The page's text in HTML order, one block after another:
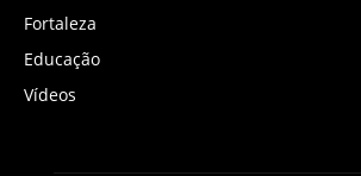
Fortaleza
Educação
Vídeos